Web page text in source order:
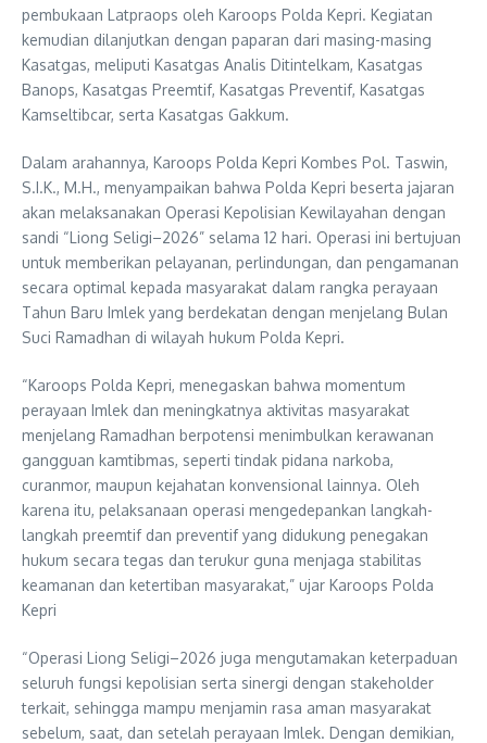
pembukaan Latpraops oleh Karoops Polda Kepri. Kegiatan
kemudian dilanjutkan dengan paparan dari masing-masing
Kasatgas, meliputi Kasatgas Analis Ditintelkam, Kasatgas
Banops, Kasatgas Preemtif, Kasatgas Preventif, Kasatgas
Kamseltibcar, serta Kasatgas Gakkum.
Dalam arahannya, Karoops Polda Kepri Kombes Pol. Taswin,
S.I.K., M.H., menyampaikan bahwa Polda Kepri beserta jajaran
akan melaksanakan Operasi Kepolisian Kewilayahan dengan
sandi “Liong Seligi–2026” selama 12 hari. Operasi ini bertujuan
untuk memberikan pelayanan, perlindungan, dan pengamanan
secara optimal kepada masyarakat dalam rangka perayaan
Tahun Baru Imlek yang berdekatan dengan menjelang Bulan
Suci Ramadhan di wilayah hukum Polda Kepri.
“Karoops Polda Kepri, menegaskan bahwa momentum
perayaan Imlek dan meningkatnya aktivitas masyarakat
menjelang Ramadhan berpotensi menimbulkan kerawanan
gangguan kamtibmas, seperti tindak pidana narkoba,
curanmor, maupun kejahatan konvensional lainnya. Oleh
karena itu, pelaksanaan operasi mengedepankan langkah-
langkah preemtif dan preventif yang didukung penegakan
hukum secara tegas dan terukur guna menjaga stabilitas
keamanan dan ketertiban masyarakat,” ujar Karoops Polda
Kepri
“Operasi Liong Seligi–2026 juga mengutamakan keterpaduan
seluruh fungsi kepolisian serta sinergi dengan stakeholder
terkait, sehingga mampu menjamin rasa aman masyarakat
sebelum, saat, dan setelah perayaan Imlek. Dengan demikian,